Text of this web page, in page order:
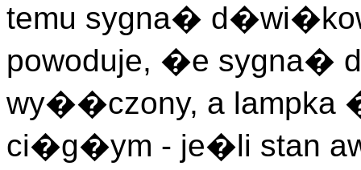
temu sygna�
powoduje, �e sygna�
wy��czony, a
ci�g�ym - je�li stan